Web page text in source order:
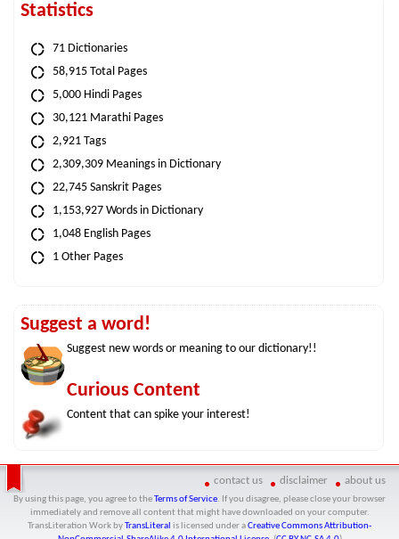
Statistics
71 Dictionaries
58,915 Total Pages
5,000 Hindi Pages
30,121 Marathi Pages
2,921 Tags
2,309,309 Meanings in Dictionary
22,745 Sanskrit Pages
1,153,927 Words in Dictionary
1,048 English Pages
1 Other Pages
Suggest a word!
Suggest new words or meaning to our dictionary!!
Curious Content
Content that can spike your interest!
contact us disclaimer about us
By using this page, you agree to the Terms of Service. If you disagree, please close your browser
immediately and remove all content that might have downloaded on your computer.
TransLiteration Workby TransLiteral is licensed under aCreative Commons Attribution-